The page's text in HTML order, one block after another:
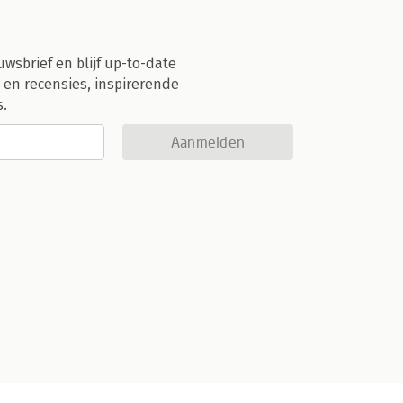
en blijf up-to-date
recensies, inspirerende
Aanmelden